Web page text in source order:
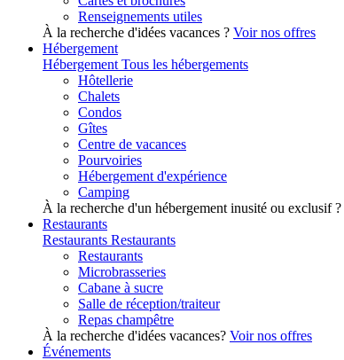
Renseignements utiles
À la recherche d'idées vacances ? Voir nos offres
Hébergement
Hébergement Tous les hébergements
Hôtellerie
Chalets
Condos
Gîtes
Centre de vacances
Pourvoiries
Hébergement d'expérience
Camping
À la recherche d'un hébergement inusité ou exclusif ?
Restaurants
Restaurants Restaurants
Restaurants
Microbrasseries
Cabane à sucre
Salle de réception/traiteur
Repas champêtre
À la recherche d'idées vacances? Voir nos offres
Événements